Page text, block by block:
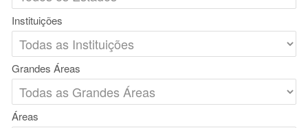
Instituições
Grandes Áreas
Áreas